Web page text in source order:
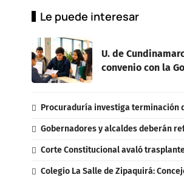
Le puede interesar
U. de
convenio con la
Procuraduría investiga terminación
Gobernadores y alcaldes deberán
Corte Constitucional avaló
Colegio La Salle de Zipaquirá: